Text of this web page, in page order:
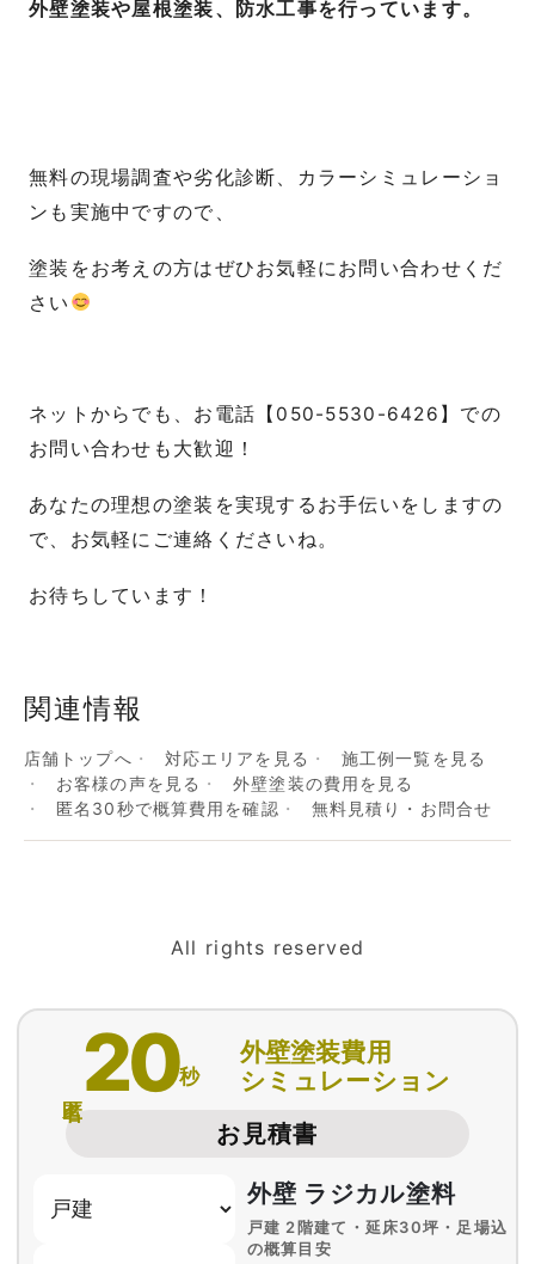
外壁塗装や屋根塗装、防水工事を行っています。
無料の現場調査や劣化診断、カラーシミュレーショ
ンも実施中ですので、
塗装をお考えの方はぜひお気軽にお問い合わせくだ
さい
ネットからでも、お電話【050-5530-6426】での
お問い合わせも大歓迎！
あなたの理想の塗装を実現するお手伝いをしますの
で、お気軽にご連絡くださいね。
お待ちしています！
関連情報
店舗トップへ 対応エリアを見る
施工例一覧を見る
お客様の声を見る
外壁塗装の費用を見る
匿名30秒で概算費用を確認
無料見積り・お問合せ
All rights reserved
20秒
外壁塗装費用
シミュレーション
お見積書
外壁 ラジカル塗料
戸建 2階建て・延床30坪・足場込
の概算目安